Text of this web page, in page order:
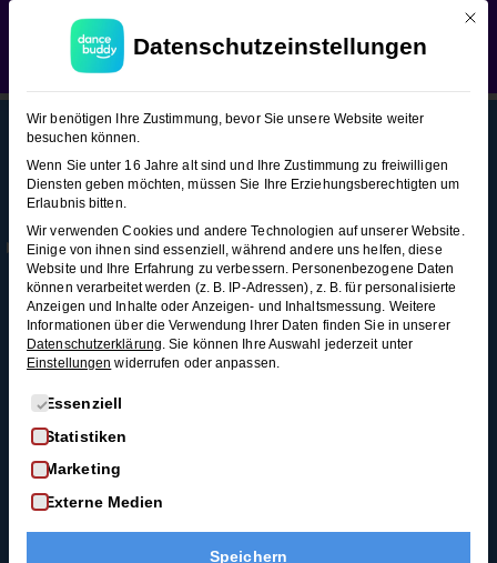
WEDDING SEASON SALE:
Hochzeitstanzkurse!Verwerfen
Bachata (Figuren-Snacks)
Bachata
(Figuren-
Snacks)
15
Grundschritt
2 Minuten
Wiegedrehung
3 Minuten
Cranks
4
Damensolo
This content is protected, pleaseloginand
iches
AGB
Datenschutz
Widerrufsrecht
Impressum
Infos
Membership
Kontakt
FAQ
Alle Blogartikel
Schwungvoll
durchstarten: Swing
tanzen für
Anfänger*innen
Guide
Mit
Datenschutzeinstellungen
Wir benötigen Ihre Zustimmung, bevor Sie unsere Website weiter
besuchen können.
Wenn Sie unter 16 Jahre alt sind und Ihre Zustimmung zu freiwilligen
Diensten geben möchten, müssen Sie Ihre Erziehungsberechtigten um
Erlaubnis bitten.
Wir verwenden Cookies und andere Technologien auf unserer Website.
Einige von ihnen sind essenziell, während andere uns helfen, diese
Website und Ihre Erfahrung zu verbessern. Personenbezogene Daten
können verarbeitet werden (z. B. IP-Adressen), z. B. für personalisierte
Anzeigen und Inhalte oder Anzeigen- und Inhaltsmessung. Weitere
Informationen über die Verwendung Ihrer Daten finden Sie in unserer
Datenschutzerklärung. Sie können Ihre Auswahl jederzeit unter
Einstellungen widerrufen oder anpassen.
Es folgt eine Liste der Service-Gruppen, für die eine
Essenziell
Statistiken
Marketing
Externe Medien
Speichern